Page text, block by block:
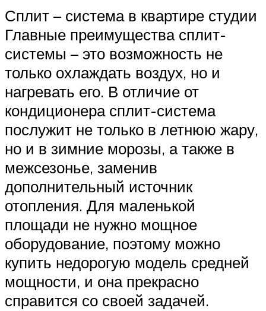
Сплит – система в квартире студии
Главные преимущества сплит-
системы – это возможность не
только охлаждать воздух, но и
нагревать его. В отличие от
кондиционера сплит-система
послужит не только в летнюю жару,
но и в зимние морозы, а также в
межсезонье, заменив
дополнительный источник
отопления. Для маленькой
площади не нужно мощное
оборудование, поэтому можно
купить недорогую модель средней
мощности, и она прекрасно
справится со своей задачей.